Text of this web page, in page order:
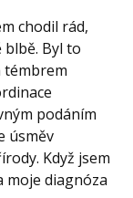
chodil rád,
Byl to
témbrem
podáním
úsměv
Když jsem
moje diagnóza